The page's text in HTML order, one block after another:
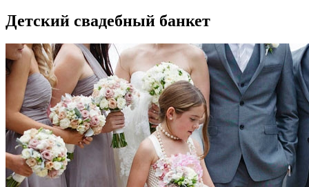
Детский свадебный банкет